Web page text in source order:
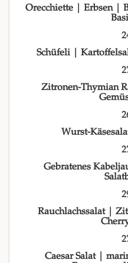
Orecchiette | Erbsen |
Schüfeli |
Zitronen-Thymian
Wurst-
Gebratenes
Rauchlachssalat |
Caesar Salat |